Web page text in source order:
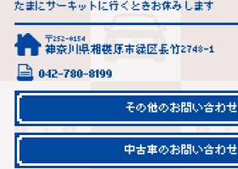
たまにサーキットに行くときお休みします
〒252-0154
神奈川県相模原市緑区長竹2748-1
042-780-8199
その他のお問い合わせ
中古車のお問い合わせ